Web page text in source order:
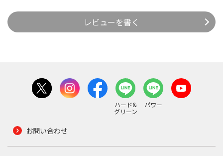
レビューを書く
ハード&
グリーン
パワー
お問い合わせ